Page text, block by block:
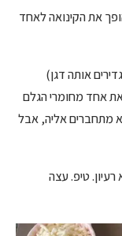
את הקינואה לאחד
אותה דגן)
אחד מחומרי הגלם
מתחברים אליה, אבל
טיפ. עצה